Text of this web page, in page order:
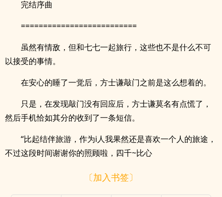
完结序曲
==========================
虽然有情敌，但和七七一起旅行，这些也不是什么不可
以接受的事情。
在安心的睡了一觉后，方士谦敲门之前是这么想着的。
只是，在发现敲门没有回应后，方士谦莫名有点慌了，
然后手机恰如其分的收到了一条短信。
“比起结伴旅游，作为i人我果然还是喜欢一个人的旅途，
不过这段时间谢谢你的照顾啦，四千~比心
〔加入书签〕